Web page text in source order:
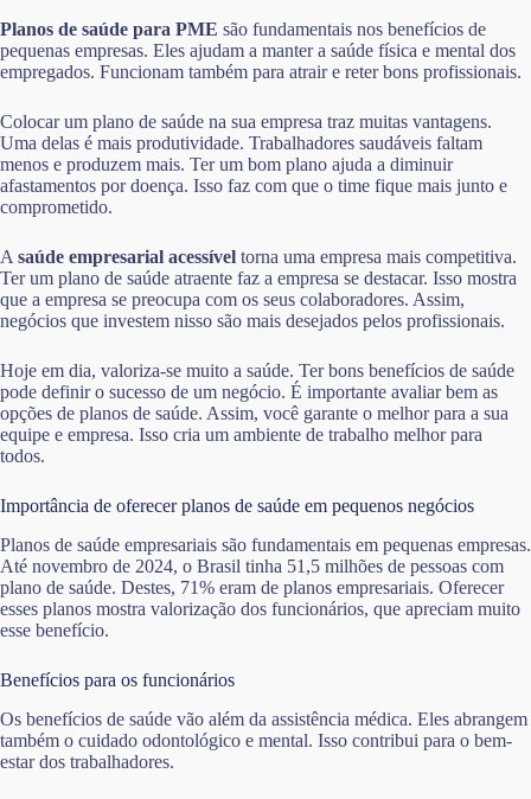
Planos de saúde para PME são fundamentais nos benefícios de
pequenas empresas. Eles ajudam a manter a saúde física e mental dos
empregados. Funcionam também para atrair e reter bons profissionais.
Colocar um plano de saúde na sua empresa traz muitas vantagens.
Uma delas é mais produtividade. Trabalhadores saudáveis faltam
menos e produzem mais. Ter um bom plano ajuda a diminuir
afastamentos por doença. Isso faz com que o time fique mais junto e
comprometido.
A saúde empresarial acessível torna uma empresa mais competitiva.
Ter um plano de saúde atraente faz a empresa se destacar. Isso mostra
que a empresa se preocupa com os seus colaboradores. Assim,
negócios que investem nisso são mais desejados pelos profissionais.
Hoje em dia, valoriza-se muito a saúde. Ter bons benefícios de saúde
pode definir o sucesso de um negócio. É importante avaliar bem as
opções de planos de saúde. Assim, você garante o melhor para a sua
equipe e empresa. Isso cria um ambiente de trabalho melhor para
todos.
Importância de oferecer planos de saúde em pequenos negócios
Planos de saúde empresariais são fundamentais em pequenas empresas.
Até novembro de 2024, o Brasil tinha 51,5 milhões de pessoas com
plano de saúde. Destes, 71% eram de planos empresariais. Oferecer
esses planos mostra valorização dos funcionários, que apreciam muito
esse benefício.
Benefícios para os funcionários
Os benefícios de saúde vão além da assistência médica. Eles abrangem
também o cuidado odontológico e mental. Isso contribui para o bem-
estar dos trabalhadores.